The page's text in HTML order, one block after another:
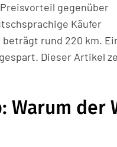
gegenüber
Käufer
rund 220 km.
Dieser Artikel
Warum der